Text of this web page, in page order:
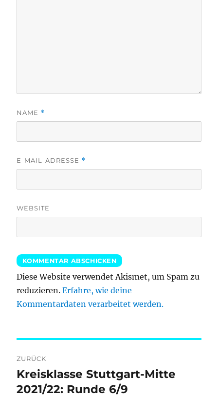
NAME *
E-MAIL-ADRESSE *
WEBSITE
Diese Website verwendet Akismet, um Spam zu
reduzieren.Erfahre, wie deine
Kommentardaten verarbeitet werden.
ZURÜCK
Vorheriger
Beitrag:
Kreisklasse Stuttgart-Mitte
2021/22: Runde 6/9